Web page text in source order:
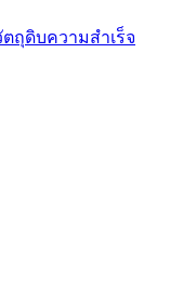
ถุดิบความสำเร็จ